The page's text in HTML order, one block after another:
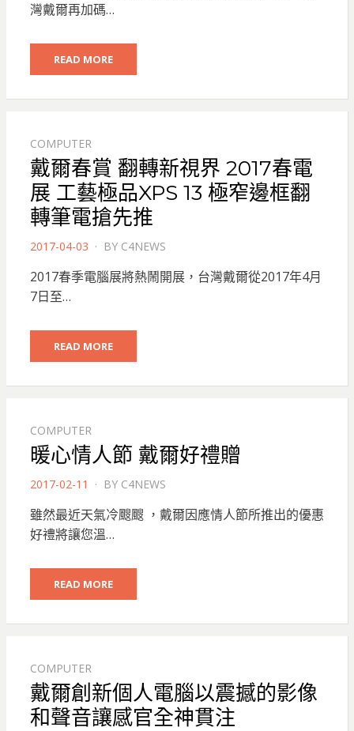
灣戴爾再加碼…
READ MORE
COMPUTER
戴爾春賞 翻轉新視界 2017春電
展 工藝極品XPS 13 極窄邊框翻
轉筆電搶先推
POSTED
2017-04-03 BY C4NEWS
2017春季電腦展將熱鬧開展，台灣戴爾從2017年4月
7日至…
READ MORE
COMPUTER
暖心情人節 戴爾好禮贈
POSTED
2017-02-11 BY C4NEWS
雖然最近天氣冷颼颼 ，戴爾因應情人節所推出的優惠
好禮將讓您溫…
READ MORE
COMPUTER
戴爾創新個人電腦以震撼的影像
和聲音讓感官全神貫注